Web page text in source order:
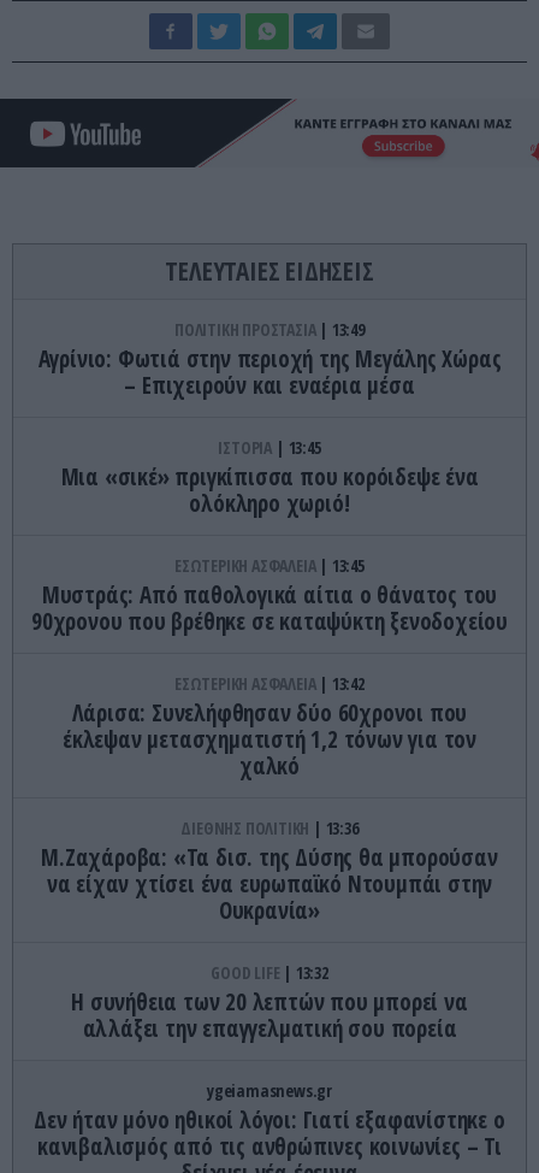
ΤΕΛΕΥΤΑΙΕΣ ΕΙΔΗΣΕΙΣ
ΠΟΛΙΤΙΚΗ ΠΡΟΣΤΑΣΙΑ 13:49
Αγρίνιο: Φωτιά στην περιοχή της Μεγάλης Χώρας
– Επιχειρούν και εναέρια μέσα
ΙΣΤΟΡΙΑ 13:45
Μια «σικέ» πριγκίπισσα που κορόιδεψε ένα
ολόκληρο χωριό!
ΕΣΩΤΕΡΙΚΗ ΑΣΦΑΛΕΙΑ 13:45
Μυστράς: Από παθολογικά αίτια ο θάνατος του
90χρονου που βρέθηκε σε καταψύκτη ξενοδοχείου
ΕΣΩΤΕΡΙΚΗ ΑΣΦΑΛΕΙΑ 13:42
Λάρισα: Συνελήφθησαν δύο 60χρονοι που
έκλεψαν μετασχηματιστή 1,2 τόνων για τον
χαλκό
ΔΙΕΘΝΗΣ ΠΟΛΙΤΙΚΗ 13:36
Μ.Ζαχάροβα: «Τα δισ. της Δύσης θα μπορούσαν
να είχαν χτίσει ένα ευρωπαϊκό Ντουμπάι στην
Ουκρανία»
GOOD LIFE 13:32
Η συνήθεια των 20 λεπτών που μπορεί να
αλλάξει την επαγγελματική σου πορεία
ygeiamasnews.gr
Δεν ήταν μόνο ηθικοί λόγοι: Γιατί εξαφανίστηκε ο
κανιβαλισμός από τις ανθρώπινες κοινωνίες – Τι